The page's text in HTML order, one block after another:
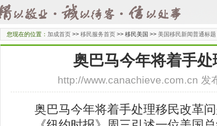
您现在的位置： 加成首页 >> 移民服务首页 >> 移民美国 >> 美国移民新闻普通标题
奥巴马今年将着手
http://www.canachieve.com.cn 发
奥巴马今年将着手处理移民改革